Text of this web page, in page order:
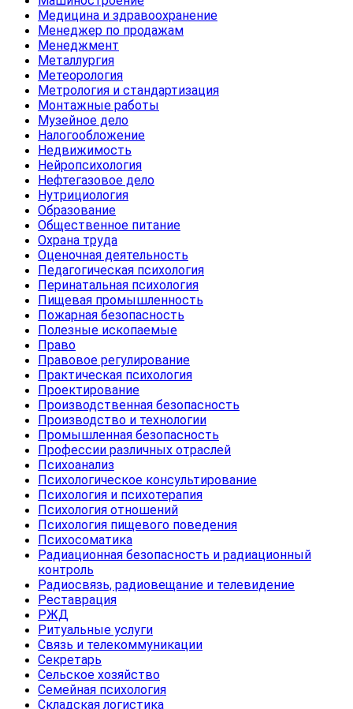
Медицина и здравоохранение
Менеджер по продажам
Менеджмент
Металлургия
Метеорология
Метрология и стандартизация
Монтажные работы
Музейное дело
Налогообложение
Недвижимость
Нейропсихология
Нефтегазовое дело
Нутрициология
Образование
Общественное питание
Охрана труда
Оценочная деятельность
Педагогическая психология
Перинатальная психология
Пищевая промышленность
Пожарная безопасность
Полезные ископаемые
Право
Правовое регулирование
Практическая психология
Проектирование
Производственная безопасность
Производство и технологии
Промышленная безопасность
Профессии различных отраслей
Психоанализ
Психологическое консультирование
Психология и психотерапия
Психология отношений
Психология пищевого поведения
Психосоматика
Радиационная безопасность и радиационный
контроль
Радиосвязь, радиовещание и телевидение
Реставрация
РЖД
Ритуальные услуги
Связь и телекоммуникации
Секретарь
Сельское хозяйство
Семейная психология
Складская логистика